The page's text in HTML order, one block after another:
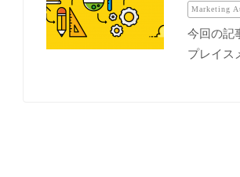
Marketing
今回の記
プレイス